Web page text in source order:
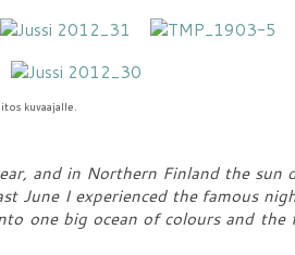
kuvaajalle.
and in Northern Finland the sun
June I experienced the famous
one big ocean of colours and the